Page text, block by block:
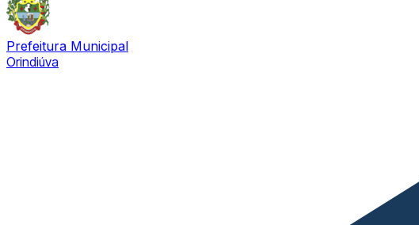
Prefeitura Municipal
Orindiúva